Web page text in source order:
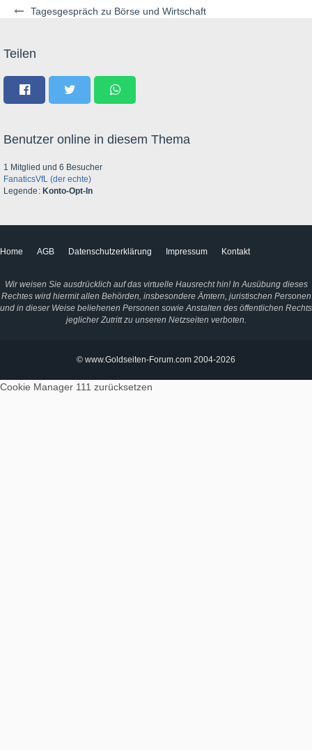
Tagesgespräch zu Börse und Wirtschaft
Teilen
Benutzer online in diesem Thema
1 Mitglied und 6 Besucher
FanaticsVfL (der echte)
Legende
Konto-Opt-In
Home AGB Datenschutzerklärung Impressum Kontakt
Wir weisen Sie ausdrücklich auf das virtuelle Hausrecht hin! In Ausübung dieses
Rechtes wird hiermit allen Behörden, insbesondere Ämtern, juristischen Personen
und in dieser Weise beliehenen Personen sowie Anstalten des öffentlichen Rechts
jeglicher Zutritt zu unseren Netzseiten verboten.
© www.Goldseiten-Forum.com 2004-2026
Cookie Manager 111 zurücksetzen